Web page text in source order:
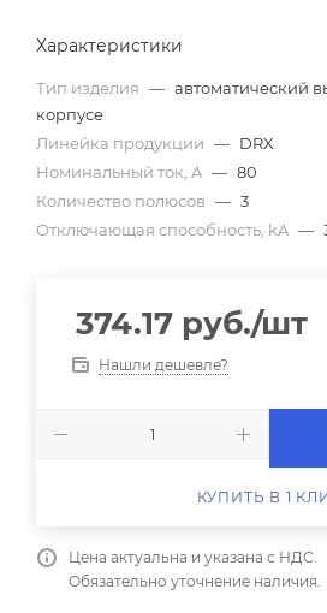
Характеристики
Тип изделия — автоматический
корпусе
Линейка продукции — DRX
Номинальный ток, A — 80
Количество полюсов — 3
Отключающая способность, kA —
374.17 руб./шт
Нашли дешевле?
КУПИТЬ В 1
Цена актуальна и указана с НДС.
Обязательно уточнение наличия.